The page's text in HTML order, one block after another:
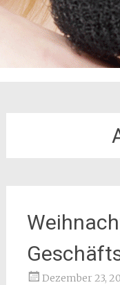
Dezember 23,